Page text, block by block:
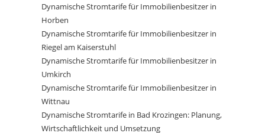
Dynamische Stromtarife für Immobilienbesitzer in
Horben
Dynamische Stromtarife für Immobilienbesitzer in
Riegel am Kaiserstuhl
Dynamische Stromtarife für Immobilienbesitzer in
Umkirch
Dynamische Stromtarife für Immobilienbesitzer in
Wittnau
Dynamische Stromtarife in Bad Krozingen: Planung,
Wirtschaftlichkeit und Umsetzung